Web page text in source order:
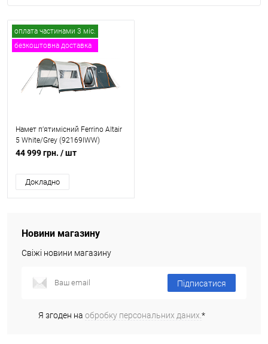
оплата частинами 3 міс.
безкоштовна доставка
Намет пʼятимісний Ferrino Altair
5 White/Grey (92169IWW)
44 999 грн. / шт
Докладно
Новини магазину
Свіжі новини магазину
Підписатися
Я згоден на обробку персональних даних.*